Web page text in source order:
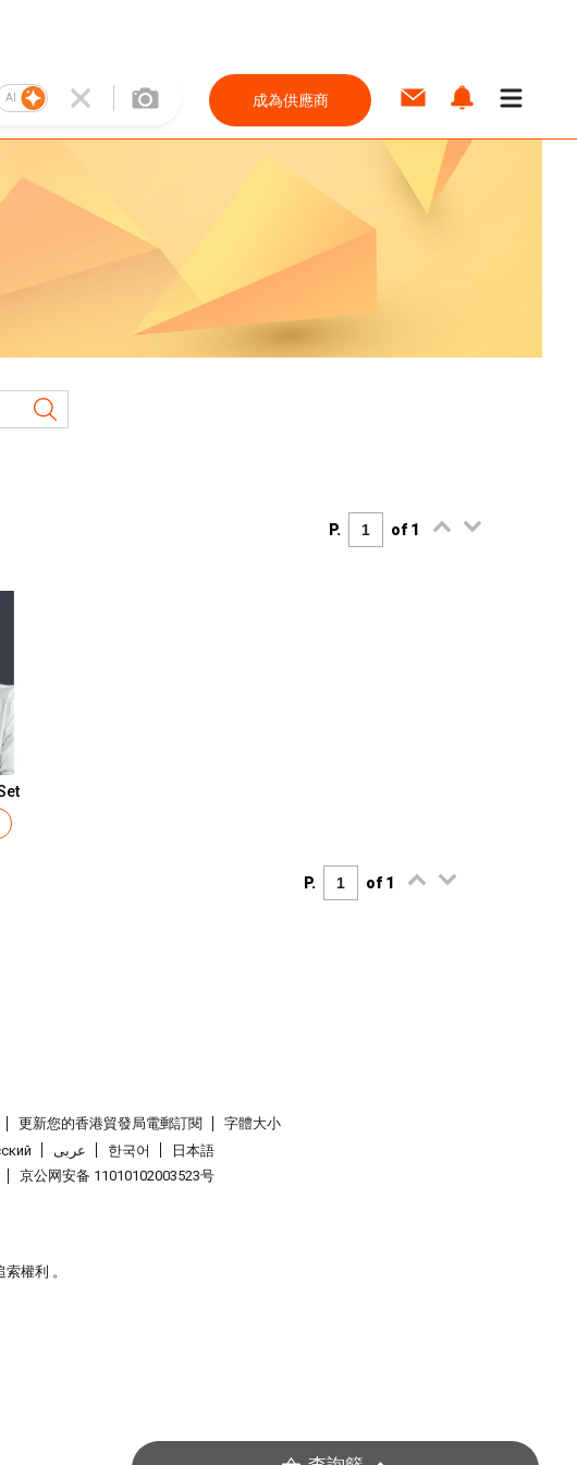
AI 成為供應商
P. of 1
P. of 1
更新您的香港貿發局電郵訂閱
字體大小
عربى 한국어
日本語
京公网安备 11010102003523号
權利 。